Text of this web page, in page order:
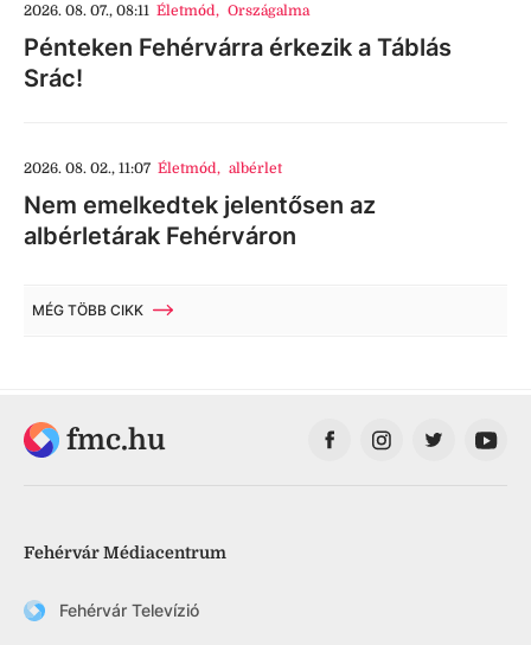
2026. 08. 07., 08:11 Életmód, Országalma
Pénteken Fehérvárra érkezik a Táblás
Srác!
2026. 08. 02., 11:07 Életmód, albérlet
Nem emelkedtek jelentősen az
albérletárak Fehérváron
MÉG TÖBB CIKK
fmc.hu
Fehérvár Médiacentrum
Fehérvár Televízió